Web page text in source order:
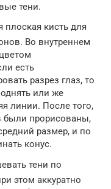
тени.
плоская кисть для
Во внутреннем
есть
разрез глаз, то
или же
линии. После того,
были прорисованы,
размер, и по
конус.
тени по
этом аккуратно